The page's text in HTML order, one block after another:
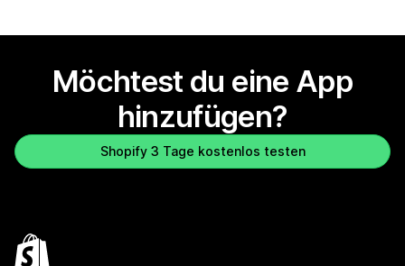
Möchtest du eine App
hinzufügen?
Shopify 3 Tage kostenlos testen